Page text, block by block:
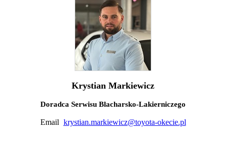
Krystian Markiewicz
Doradca Serwisu Blacharsko-Lakierniczego
Email krystian.markiewicz@toyota-okecie.pl